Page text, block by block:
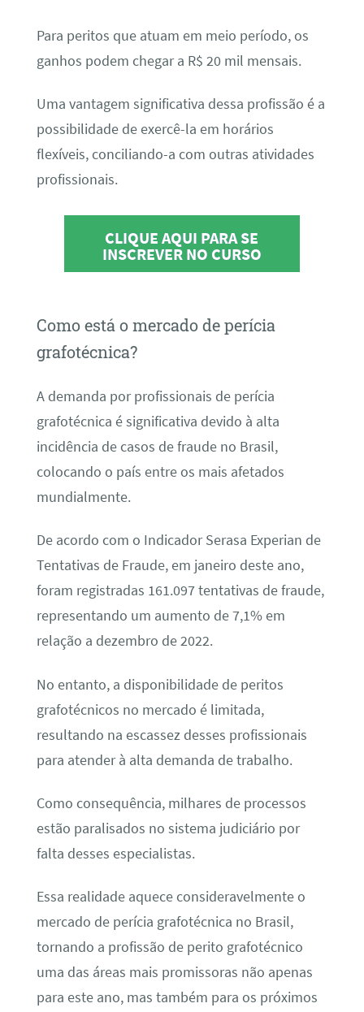
Para peritos que atuam em meio período, os
ganhos podem chegar a R$ 20 mil mensais.
Uma vantagem significativa dessa profissão é a
possibilidade de exercê-la em horários
flexíveis, conciliando-a com outras atividades
profissionais.
CLIQUE AQUI PARA SE
INSCREVER NO CURSO
Como está o mercado de perícia
grafotécnica?
A demanda por profissionais de perícia
grafotécnica é significativa devido à alta
incidência de casos de fraude no Brasil,
colocando o país entre os mais afetados
mundialmente.
De acordo com o Indicador Serasa Experian de
Tentativas de Fraude, em janeiro deste ano,
foram registradas 161.097 tentativas de fraude,
representando um aumento de 7,1% em
relação a dezembro de 2022.
No entanto, a disponibilidade de peritos
grafotécnicos no mercado é limitada,
resultando na escassez desses profissionais
para atender à alta demanda de trabalho.
Como consequência, milhares de processos
estão paralisados no sistema judiciário por
falta desses especialistas.
Essa realidade aquece consideravelmente o
mercado de perícia grafotécnica no Brasil,
tornando a profissão de perito grafotécnico
uma das áreas mais promissoras não apenas
para este ano, mas também para os próximos